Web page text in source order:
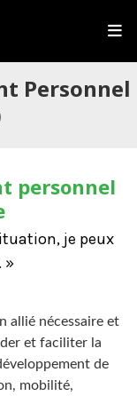
Personnel
personnel
je peux
»
allié nécessaire et
et faciliter la
de
mobilité,